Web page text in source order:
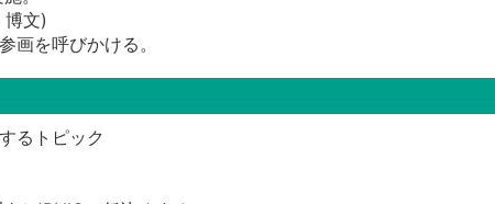
文)
画を呼びかける。
るトピック